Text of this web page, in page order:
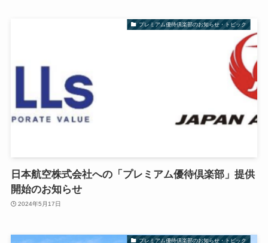
プレミアム優待倶楽部のお知らせ・トピック
日本航空株式会社への「プレミアム優待倶楽部」提供
開始のお知らせ
2024年5月17日
プレミアム優待倶楽部のお知らせ・トピック